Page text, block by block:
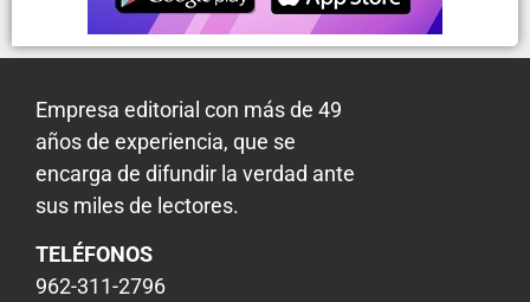
Empresa editorial con más de 49
años de experiencia, que se
encarga de difundir la verdad ante
sus miles de lectores.
TELÉFONOS
962-311-2796